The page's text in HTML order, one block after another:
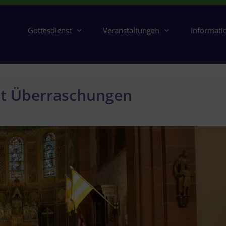
Gottesdienst Veranstaltungen
Überraschungen